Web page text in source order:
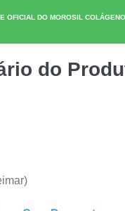
OFICIAL DO MOROSIL COLÁGENO
do